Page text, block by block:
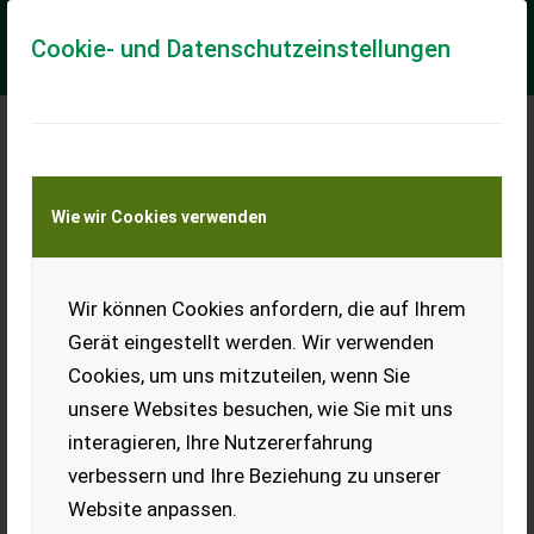
Cookie- und Datenschutzeinstellungen
Wie wir Cookies verwenden
Wir können Cookies anfordern, die auf Ihrem
Gerät eingestellt werden. Wir verwenden
Cookies, um uns mitzuteilen, wenn Sie
unsere Websites besuchen, wie Sie mit uns
interagieren, Ihre Nutzererfahrung
verbessern und Ihre Beziehung zu unserer
Website anpassen.
Meine Transportkostenanfrage
Transport von Land- und Baumaschinen –
KEINE Tiertransporte
VR6 Turbo Satz,
Abgaskrümmer, kurze
Ansaugbrücke
Neuer Turbosatz,
Abgaskrümmer, kurze
Ansaugbrücke für VR6 auch
dabei.